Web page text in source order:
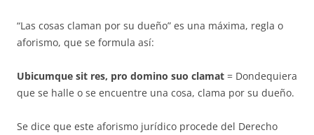
“Las cosas claman por su dueño” es una máxima, regla o
aforismo, que se formula así:
Ubicumque sit res, pro domino suo clamat = Dondequiera
que se halle o se encuentre una cosa, clama por su dueño.
Se dice que este aforismo jurídico procede del Derecho